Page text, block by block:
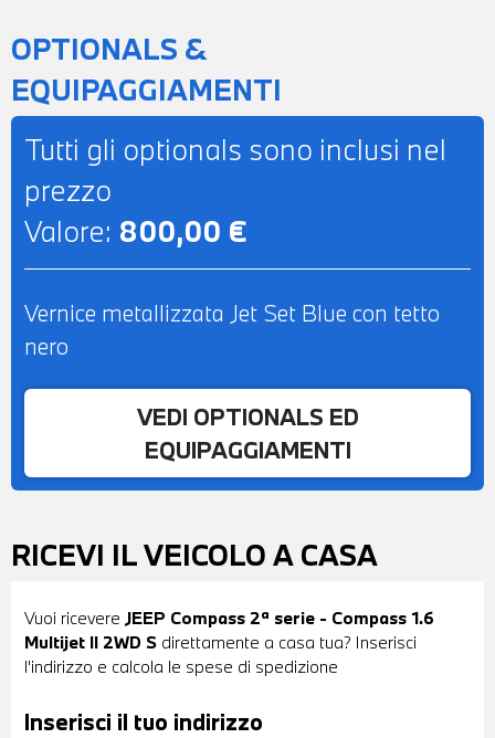
OPTIONALS &
EQUIPAGGIAMENTI
Tutti gli optionals sono inclusi nel
prezzo
Valore: 800,00 €
Vernice metallizzata Jet Set Blue con tetto
nero
VEDI OPTIONALS ED
EQUIPAGGIAMENTI
RICEVI IL VEICOLO A CASA
Vuoi ricevere JEEP Compass 2ª serie - Compass 1.6
Multijet II 2WD S direttamente a casa tua? Inserisci
l'indirizzo e calcola le spese di spedizione
Inserisci il tuo indirizzo